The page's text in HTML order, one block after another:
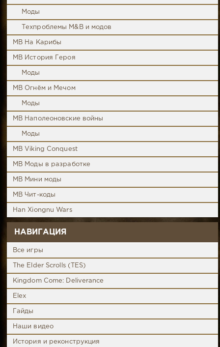
Моды
Техпроблемы M&B и модов
MB На Карибы
MB История Героя
Моды
MB Огнём и Мечом
Моды
MB Наполеоновские войны
Моды
MB Viking Conquest
MB Моды в разработке
MB Мини моды
MB Чит-коды
Han Xiongnu Wars
НАВИГАЦИЯ
Все игры
The Elder Scrolls (TES)
Kingdom Come: Deliverance
Elex
Гайды
Наши видео
История и реконструкция